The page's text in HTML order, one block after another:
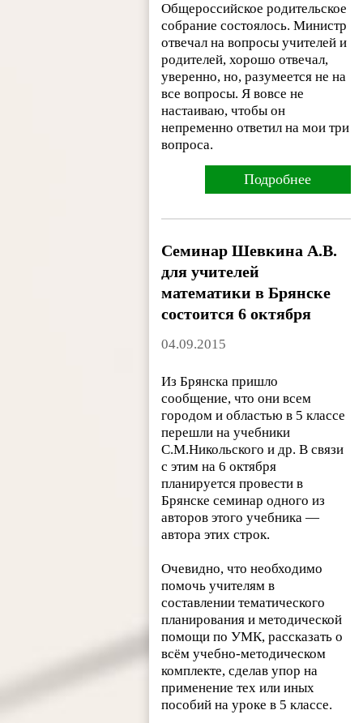
Общероссийское родительское
собрание состоялось. Министр
отвечал на вопросы учителей и
родителей, хорошо отвечал,
уверенно, но, разумеется не на
все вопросы. Я вовсе не
настаиваю, чтобы он
непременно ответил на мои три
вопроса.
Подробнее
Семинар Шевкина А.В.
для учителей
математики в Брянске
состоится 6 октября
04.09.2015
Из Брянска пришло
сообщение, что они всем
городом и областью в 5 классе
перешли на учебники
С.М.Никольского и др. В связи
с этим на 6 октября
планируется провести в
Брянске семинар одного из
авторов этого учебника —
автора этих строк.
Очевидно, что необходимо
помочь учителям в
составлении тематического
планирования и методической
помощи по УМК, рассказать о
всём учебно-методическом
комплекте, сделав упор на
применение тех или иных
пособий на уроке в 5 классе.